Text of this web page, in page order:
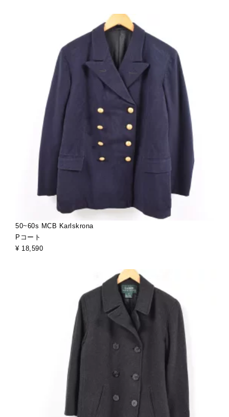
50~60s MCB Karlskrona
Pコート
¥ 18,590